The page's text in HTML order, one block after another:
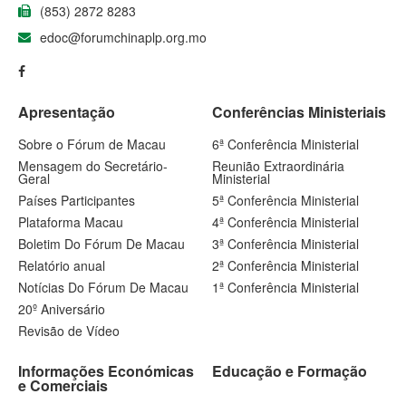
(853) 2872 8283
edoc@forumchinaplp.org.mo
Apresentação
Sobre o Fórum de Macau
Mensagem do Secretário-
Geral
Países Participantes
Plataforma Macau
Boletim Do Fórum De Macau
Relatório anual
Notícias Do Fórum De Macau
20º Aniversário
Revisão de Vídeo
Conferências Ministeriais
6ª Conferência Ministerial
Reunião Extraordinária
Ministerial
5ª Conferência Ministerial
4ª Conferência Ministerial
3ª Conferência Ministerial
2ª Conferência Ministerial
1ª Conferência Ministerial
Informações Económicas
e Comerciais
Educação e Formação